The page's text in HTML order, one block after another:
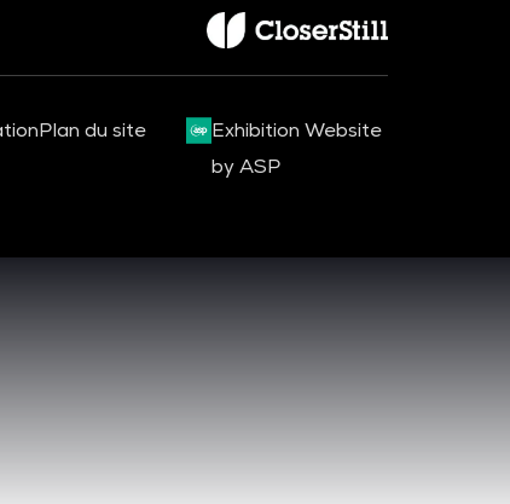
Plan du site
Exhibition Website
by ASP